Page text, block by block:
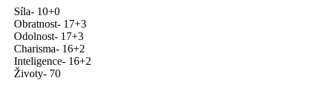
Síla- 10+0
Obratnost- 17+3
Odolnost- 17+3
Charisma- 16+2
Inteligence- 16+2
Životy- 70